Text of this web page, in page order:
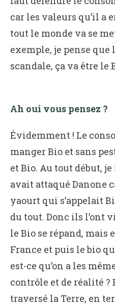
car les valeurs qu’il a
tout le monde va se
exemple, je pense
scandale, ça va être le
Ah oui vous pensez ?
Évidemment ! Le
manger Bio et sans
et Bio. Au tout début,
avait attaqué Danone
yaourt qui s’appelait
du tout. Donc ils l’ont
le Bio se répand, mais
France et puis le bio
est-ce qu’on a les
contrôle et de réalité ?
traversé la Terre, en